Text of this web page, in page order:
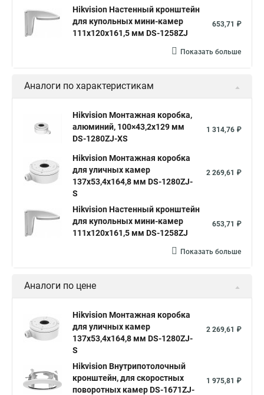
Hikvision Настенный кронштейн
для купольных мини-камер
111x120x161,5 мм DS-1258ZJ
653,71 ₽
Показать больше
Аналоги по характеристикам
Hikvision Монтажная коробка,
алюминий, 100×43,2x129 мм
DS-1280ZJ-XS
1 314,76 ₽
Hikvision Монтажная коробка
для уличных камер
137x53,4x164,8 мм DS-1280ZJ-
S
2 269,61 ₽
Hikvision Настенный кронштейн
для купольных мини-камер
111x120x161,5 мм DS-1258ZJ
653,71 ₽
Показать больше
Аналоги по цене
Hikvision Монтажная коробка
для уличных камер
137x53,4x164,8 мм DS-1280ZJ-
S
2 269,61 ₽
Hikvision Внутрипотолочный
кронштейн, для скоростных
поворотных камер DS-1671ZJ-
1 975,81 ₽